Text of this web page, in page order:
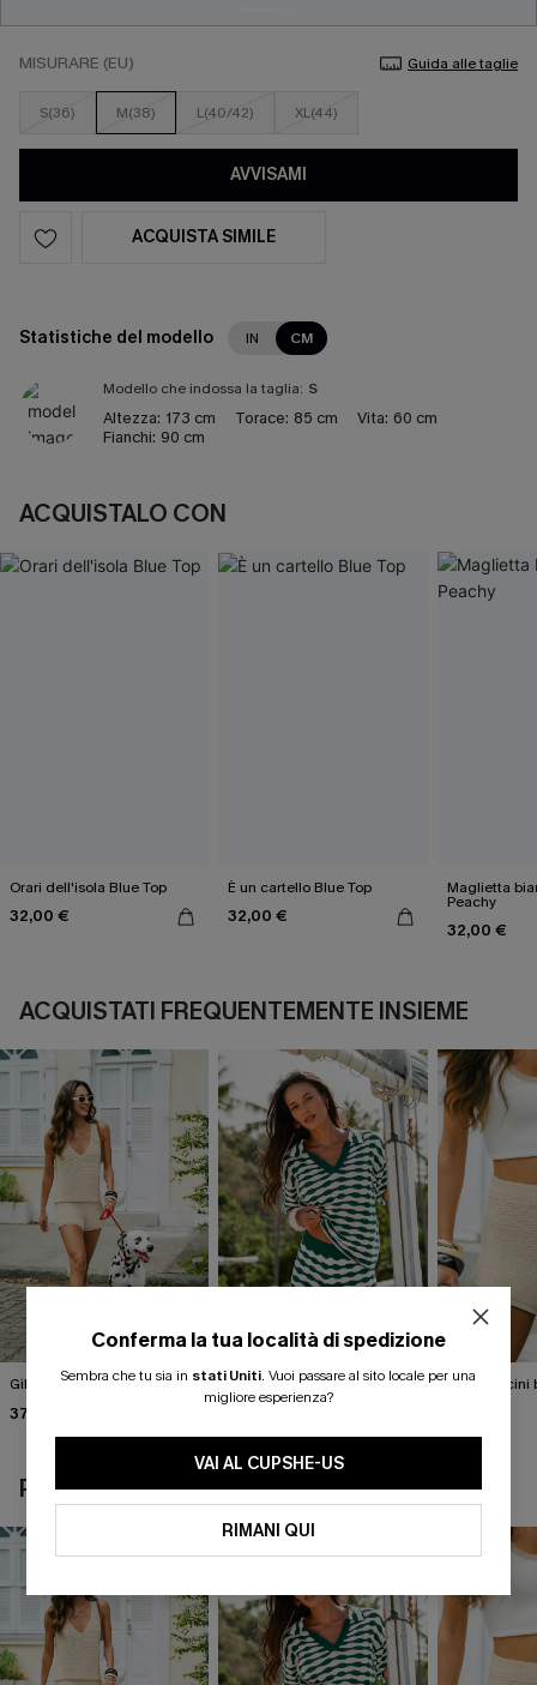
MISURARE (EU) Guida alle taglie
S(36) M(38) L(40/42) XL(44)
AVVISAMI
ACQUISTA SIMILE
Statistiche del modello IN CM
Modello che indossa la taglia: S
Altezza: 173 cm Torace: 85 cm Vita: 60 cm
Fianchi: 90 cm
ACQUISTALO CON
Orari dell'isola Blue Top
32,00 €
È un cartello Blue Top
32,00 €
Maglietta
Peachy
32,00 €
ACQUISTATI FREQUENTEMENTE INSIEME
Gilet beige Break the Ice
37,00 €
Top in maglia con motivo
astratto Sightsee
POTREBBE INTERESSARTI ANCHE
Conferma la tua località di spedizione
Sembra che tu sia in stati Uniti. Vuoi passare al sito locale per una
migliore esperienza?
VAI AL CUPSHE-US
RIMANI QUI